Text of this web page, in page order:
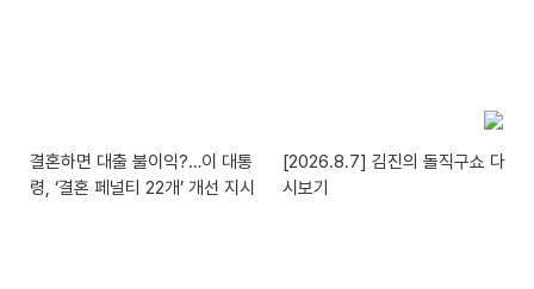
결혼하면 대출 불이익?…이 대통
령, ‘결혼 페널티 22개’ 개선 지시
[2026.8.7] 김진의 돌직구쇼 다
시보기